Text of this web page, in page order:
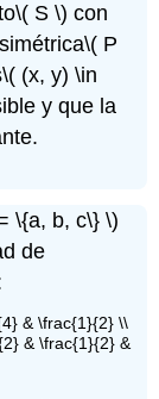
\( S \) con
\( P
\( (x, y) \in
y que la
\{a, b, c\} \)
de
& \frac{1}{2} \\
& \frac{1}{2} &